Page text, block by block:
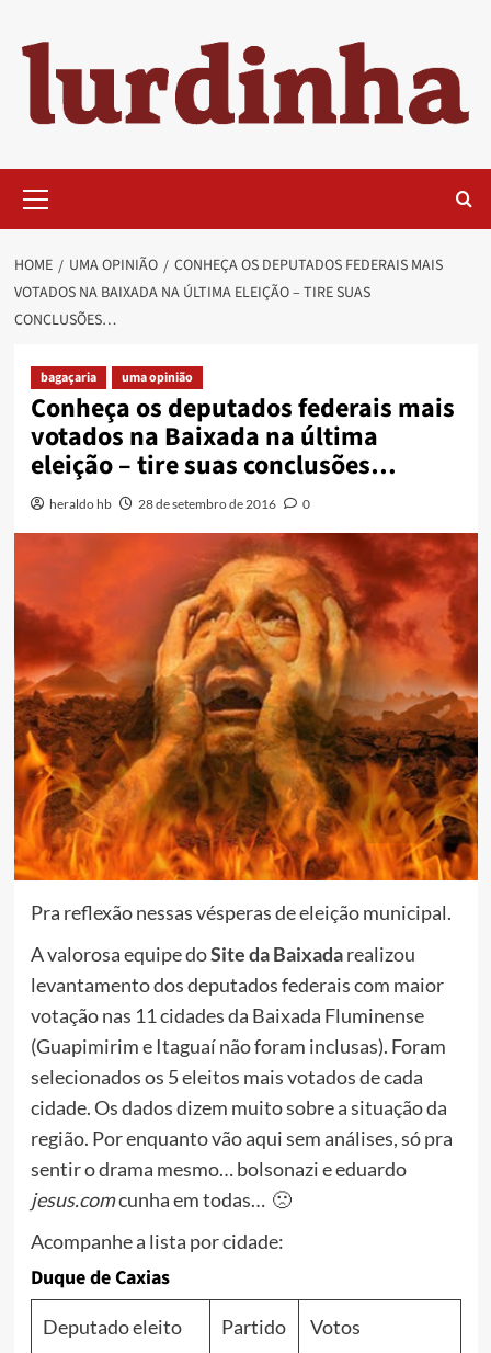
content
Menu
HOME UMA OPINIÃO
CONHEÇA OS DEPUTADOS FEDERAIS MAIS
VOTADOS NA BAIXADA NA ÚLTIMA ELEIÇÃO – TIRE SUAS
CONCLUSÕES…
bagaçaria uma opinião
Conheça os deputados federais mais
votados na Baixada na última
eleição – tire suas conclusões…
heraldo hb 28 de setembro de 2016 0
Pra reflexão nessas vésperas de eleição municipal.
A valorosa equipe doSite da Baixadarealizou
levantamento dos deputados federais com maior
votação nas 11 cidades da Baixada Fluminense
(Guapimirim e Itaguaí não foram inclusas). Foram
selecionados os 5 eleitos mais votados de cada
cidade. Os dados dizem muito sobre a situação da
região. Por enquanto vão aqui sem análises, só pra
sentir o drama mesmo… bolsonazi e eduardo
jesus.comcunha em todas… 🙁
Acompanhe a lista por cidade:
Duque de Caxias
Deputado eleito Partido Votos